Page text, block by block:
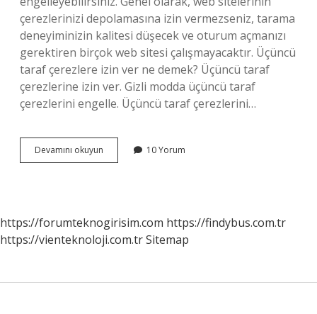
çerezlerinizi depolamasına izin vermezseniz, tarama
deneyiminizin kalitesi düşecek ve oturum açmanızı
gerektiren birçok web sitesi çalışmayacaktır. Üçüncü
taraf çerezlere izin ver ne demek? Üçüncü taraf
çerezlerine izin ver. Gizli modda üçüncü taraf
çerezlerini engelle. Üçüncü taraf çerezlerini…
Devamını okuyun Çerezlere
Izin
10 Yorum
https://forumteknogirisim.com https://findybus.com.tr
https://vienteknoloji.com.trSitemap